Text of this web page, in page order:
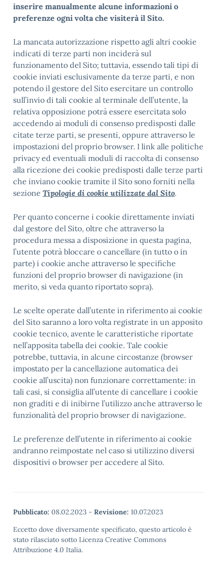
inserire manualmente alcune informazioni o
preferenze ogni volta che visiterà il Sito.
La mancata autorizzazione rispetto agli altri cookie
indicati di terze parti non inciderà sul
funzionamento del Sito; tuttavia, essendo tali tipi di
cookie inviati esclusivamente da terze parti, e non
potendo il gestore del Sito esercitare un controllo
sull’invio di tali cookie al terminale dell’utente, la
relativa opposizione potrà essere esercitata solo
accedendo ai moduli di consenso predisposti dalle
citate terze parti, se presenti, oppure attraverso le
impostazioni del proprio browser. I link alle politiche
privacy ed eventuali moduli di raccolta di consenso
alla ricezione dei cookie predisposti dalle terze parti
che inviano cookie tramite il Sito sono forniti nella
sezione Tipologie di cookie utilizzate dal Sito.
Per quanto concerne i cookie direttamente inviati
dal gestore del Sito, oltre che attraverso la
procedura messa a disposizione in questa pagina,
l’utente potrà bloccare o cancellare (in tutto o in
parte) i cookie anche attraverso le specifiche
funzioni del proprio browser di navigazione (in
merito, si veda quanto riportato sopra).
Le scelte operate dall’utente in riferimento ai cookie
del Sito saranno a loro volta registrate in un apposito
cookie tecnico, avente le caratteristiche riportate
nell’apposita tabella dei cookie. Tale cookie
potrebbe, tuttavia, in alcune circostanze (browser
impostato per la cancellazione automatica dei
cookie all’uscita) non funzionare correttamente: in
tali casi, si consiglia all’utente di cancellare i cookie
non graditi e di inibirne l’utilizzo anche attraverso le
funzionalità del proprio browser di navigazione.
Le preferenze dell’utente in riferimento ai cookie
andranno reimpostate nel caso si utilizzino diversi
dispositivi o browser per accedere al Sito.
Pubblicato: 08.02.2023 - Revisione: 10.07.2023
Eccetto dove diversamente specificato, questo articolo è
stato rilasciato sotto Licenza Creative Commons
Attribuzione 4.0 Italia.